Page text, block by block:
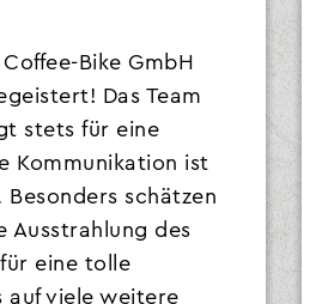
Bike GmbH
Das Team
stets für eine
Kommunikation ist
schätzen
Ausstrahlung des
eine tolle
auf viele weitere